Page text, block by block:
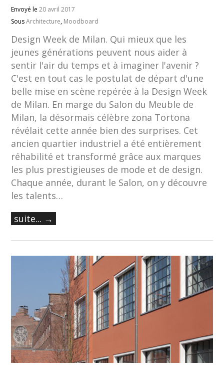
Envoyé le20 avril 2017
SousArchitecture, Moodboard
Design Week de Milan. Qui mieux que les
jeunes générations peuvent nous aider à
sentir l'air du temps et à imaginer l'avenir ?
C'est en tout cas le postulat de départ d'une
belle mise en scène repérée à la Design Week
de Milan. En marge du Salon du Meuble de
Milan, la désormais célèbre zona Tortona
révélait cette année bien des surprises. Cet
ancien quartier industriel a été entièrement
réhabilité et transformé grâce aux marques
les plus prestigieuses de mode et de design.
Chaque année, durant le Salon, on y découvre
les talents…
suite... →